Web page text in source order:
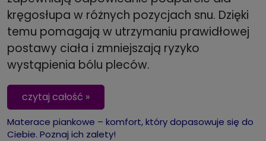
kręgosłupa w różnych pozycjach snu. Dzięki
temu pomagają w utrzymaniu prawidłowej
postawy ciała i zmniejszają ryzyko
wystąpienia bólu pleców.
czytaj całość »
Materace piankowe – komfort, który dopasowuje się do
Ciebie. Poznaj ich zalety!